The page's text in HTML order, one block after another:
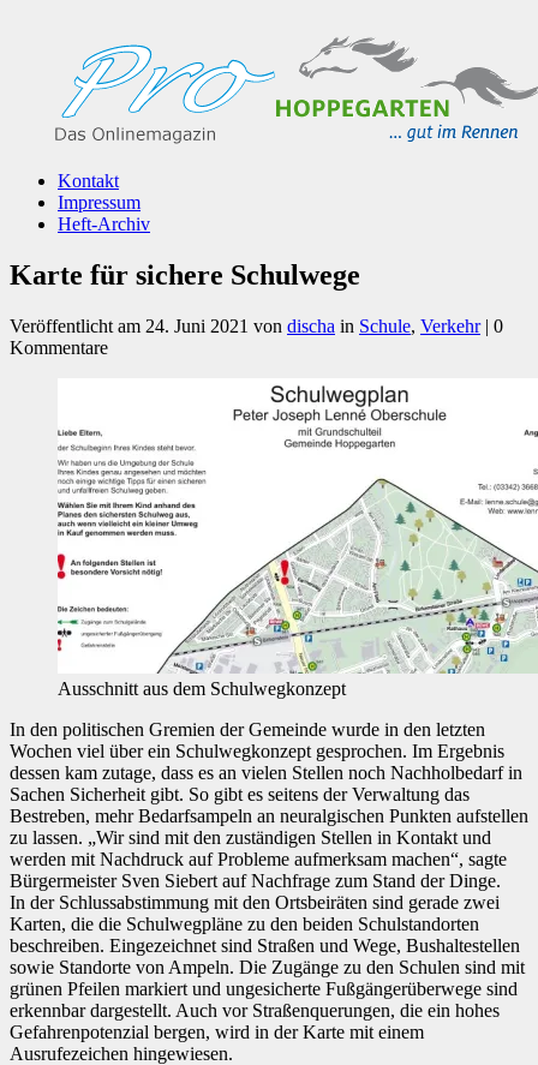
Kontakt
Impressum
Heft-Archiv
Karte für sichere Schulwege
Veröffentlicht am 24. Juni 2021 von discha in Schule, Verkehr| 0
Kommentare
Ausschnitt aus dem Schulwegkonzept
In den politischen Gremien der Gemeinde wurde in den letzten
Wochen viel über ein Schulwegkonzept gesprochen. Im Ergebnis
dessen kam zutage, dass es an vielen Stellen noch Nachholbedarf in
Sachen Sicherheit gibt. So gibt es seitens der Verwaltung das
Bestreben, mehr Bedarfsampeln an neuralgischen Punkten aufstellen
zu lassen. „Wir sind mit den zuständigen Stellen in Kontakt und
werden mit Nachdruck auf Probleme aufmerksam machen“, sagte
Bürgermeister Sven Siebert auf Nachfrage zum Stand der Dinge.
In der Schlussabstimmung mit den Ortsbeiräten sind gerade zwei
Karten, die die Schulwegpläne zu den beiden Schulstandorten
beschreiben. Eingezeichnet sind Straßen und Wege, Bushaltestellen
sowie Standorte von Ampeln. Die Zugänge zu den Schulen sind mit
grünen Pfeilen markiert und ungesicherte Fußgängerüberwege sind
erkennbar dargestellt. Auch vor Straßenquerungen, die ein hohes
Gefahrenpotenzial bergen, wird in der Karte mit einem
Ausrufezeichen hingewiesen.